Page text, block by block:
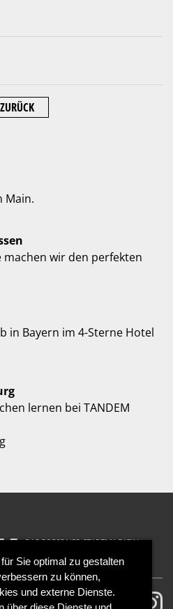
ZURÜCK
Main.
wir den perfekten
in Bayern im 4-Sterne Hotel
lernen bei TANDEM
Sie optimal zu gestalten
zu können,
und externe Dienste.